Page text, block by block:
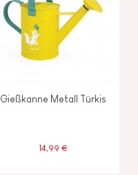
Gießkanne Metall Türkis
14,99 €